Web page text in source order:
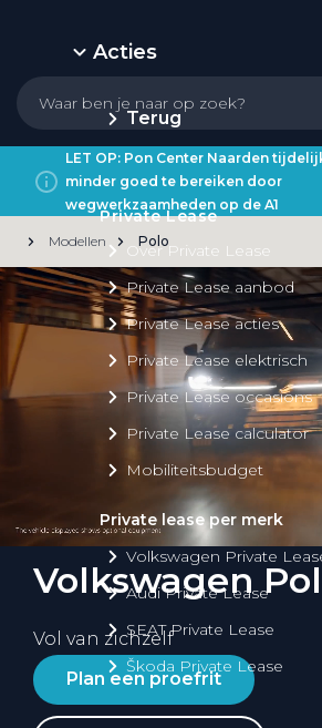
Acties
Terug
Private Lease
Over Private Lease
Private Lease aanbod
Private Lease acties
Private Lease elektrisch
Private Lease occasions
Private Lease calculator
Mobiliteitsbudget
Private lease per merk
Volkswagen Private
Audi Private Lease
SEAT Private Lease
Škoda Private Lease
LET OP: Pon Center Naarden
minder goed te bereiken door
wegwerkzaamheden op de A1
Modellen Polo
Volkswagen
Vol van zichzelf
Plan een proefrit